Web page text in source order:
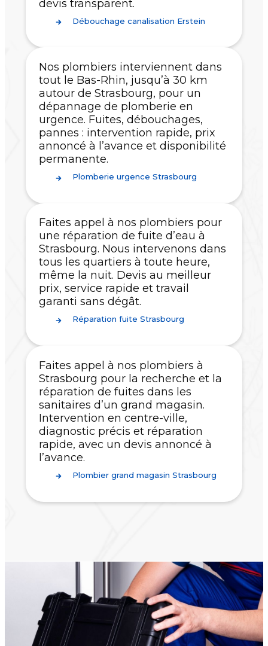
devis transparent.
Débouchage canalisation Erstein
Nos plombiers interviennent dans
tout le Bas-Rhin, jusqu’à 30 km
autour de Strasbourg, pour un
dépannage de plomberie en
urgence. Fuites, débouchages,
pannes : intervention rapide, prix
annoncé à l’avance et disponibilité
permanente.
Plomberie urgence Strasbourg
Faites appel à nos plombiers pour
une réparation de fuite d’eau à
Strasbourg. Nous intervenons dans
tous les quartiers à toute heure,
même la nuit. Devis au meilleur
prix, service rapide et travail
garanti sans dégât.
Réparation fuite Strasbourg
Faites appel à nos plombiers à
Strasbourg pour la recherche et la
réparation de fuites dans les
sanitaires d’un grand magasin.
Intervention en centre-ville,
diagnostic précis et réparation
rapide, avec un devis annoncé à
l’avance.
Plombier grand magasin Strasbourg